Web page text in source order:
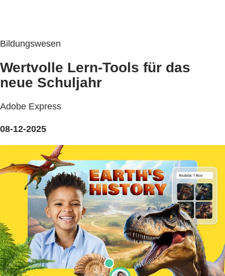
Bildungswesen
Wertvolle Lern-Tools für das
neue Schuljahr
Adobe Express
08-12-2025